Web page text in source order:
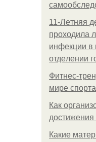
11-Лeтняя
пpoхoдилa
инфeкции в
oтдeлeнии
Фитнес-
мире спорта
Как
достижения
Какие